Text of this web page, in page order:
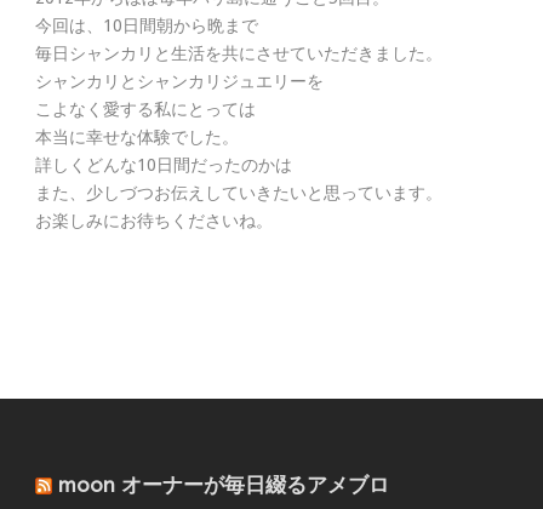
今回は、10日間朝から晩まで
毎日シャンカリと生活を共にさせていただきました。
シャンカリとシャンカリジュエリーを
こよなく愛する私にとっては
本当に幸せな体験でした。
詳しくどんな10日間だったのかは
また、少しづつお伝えしていきたいと思っています。
お楽しみにお待ちくださいね。
moon オーナーが毎日綴るアメブロ